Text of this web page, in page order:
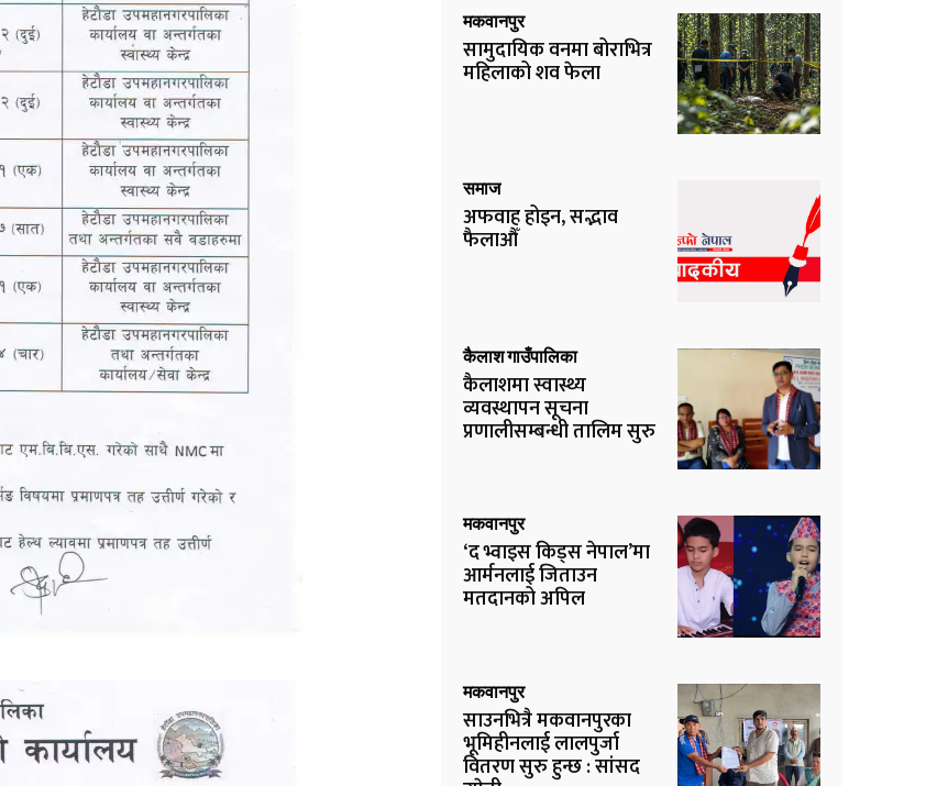
मकवानपुर
सामुदायिक वनमा बोराभित्र
महिलाको शव फेला
समाज
अफवाह होइन, सद्भाव
फैलाऔँ
कैलाश गाउँपालिका
कैलाशमा स्वास्थ्य
व्यवस्थापन सूचना
प्रणालीसम्बन्धी तालिम सुरु
मकवानपुर
‘द भ्वाइस किड्स नेपाल’मा
आर्मनलाई जिताउन
मतदानको अपिल
मकवानपुर
साउनभित्रै मकवानपुरका
भूमिहीनलाई लालपुर्जा
वितरण सुरु हुन्छ : सांसद